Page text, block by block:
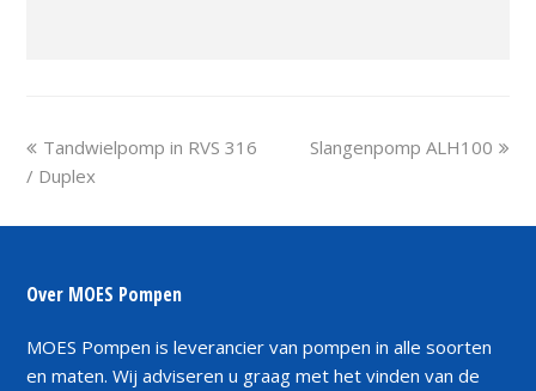
previous
post:
Tandwielpomp in RVS 316
/ Duplex
next
Slangenpomp ALH100
Over MOES Pompen
MOES Pompen is leverancier van pompen in alle soorten
en maten. Wij adviseren u graag met het vinden van de